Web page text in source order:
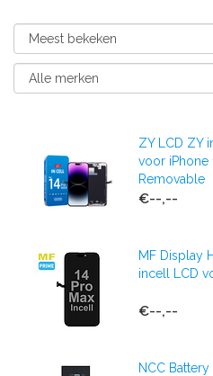
ZY LCD ZY
voor iPhone
Removable
€--,--
MF Display
incell LCD
€--,--
NCC